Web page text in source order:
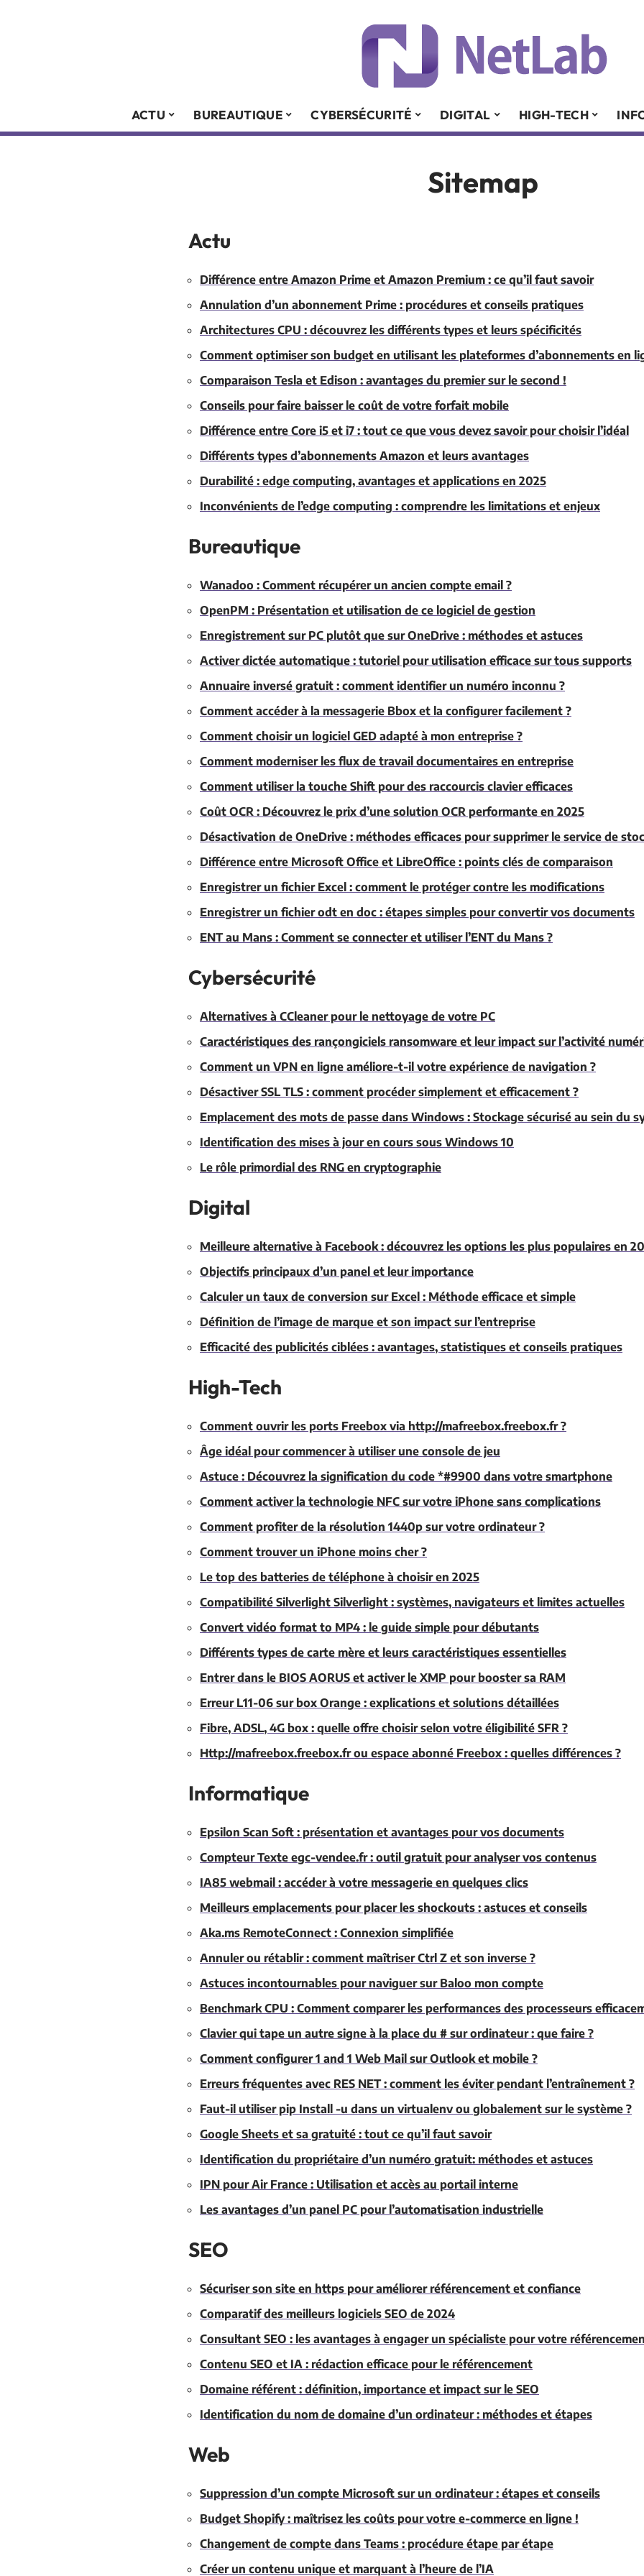
ACTU BUREAUTIQUE CYBERSÉCURITÉ DIGITAL HIGH-TECH
Sitemap
Actu
Différence entre Amazon Prime et Amazon Premium : ce qu’il faut savoir
Annulation d’un abonnement Prime : procédures et conseils pratiques
Architectures CPU : découvrez les différents types et leurs spécificités
Comment optimiser son budget en utilisant les plateformes d’abonnements en
Comparaison Tesla et Edison : avantages du premier sur le second !
Conseils pour faire baisser le coût de votre forfait mobile
Différence entre Core i5 et i7 : tout ce que vous devez savoir pour choisir l’idéal
Différents types d’abonnements Amazon et leurs avantages
Durabilité : edge computing, avantages et applications en 2025
Inconvénients de l’edge computing : comprendre les limitations et enjeux
Bureautique
Wanadoo : Comment récupérer un ancien compte email ?
OpenPM : Présentation et utilisation de ce logiciel de gestion
Enregistrement sur PC plutôt que sur OneDrive : méthodes et astuces
Activer dictée automatique : tutoriel pour utilisation efficace sur tous supports
Annuaire inversé gratuit : comment identifier un numéro inconnu ?
Comment accéder à la messagerie Bbox et la configurer facilement ?
Comment choisir un logiciel GED adapté à mon entreprise ?
Comment moderniser les flux de travail documentaires en entreprise
Comment utiliser la touche Shift pour des raccourcis clavier efficaces
Coût OCR : Découvrez le prix d’une solution OCR performante en 2025
Désactivation de OneDrive : méthodes efficaces pour supprimer le service de
Différence entre Microsoft Office et LibreOffice : points clés de comparaison
Enregistrer un fichier Excel : comment le protéger contre les modifications
Enregistrer un fichier odt en doc : étapes simples pour convertir vos documents
ENT au Mans : Comment se connecter et utiliser l’ENT du Mans ?
Cybersécurité
Alternatives à CCleaner pour le nettoyage de votre PC
Caractéristiques des rançongiciels ransomware et leur impact sur l’activité
Comment un VPN en ligne améliore-t-il votre expérience de navigation ?
Désactiver SSL TLS : comment procéder simplement et efficacement ?
Emplacement des mots de passe dans Windows : Stockage sécurisé au sein du
Identification des mises à jour en cours sous Windows 10
Le rôle primordial des RNG en cryptographie
Digital
Meilleure alternative à Facebook : découvrez les options les plus populaires en
Objectifs principaux d’un panel et leur importance
Calculer un taux de conversion sur Excel : Méthode efficace et simple
Définition de l’image de marque et son impact sur l’entreprise
Efficacité des publicités ciblées : avantages, statistiques et conseils pratiques
High-Tech
Comment ouvrir les ports Freebox via http://mafreebox.freebox.fr ?
Âge idéal pour commencer à utiliser une console de jeu
Astuce : Découvrez la signification du code *#9900 dans votre smartphone
Comment activer la technologie NFC sur votre iPhone sans complications
Comment profiter de la résolution 1440p sur votre ordinateur ?
Comment trouver un iPhone moins cher ?
Le top des batteries de téléphone à choisir en 2025
Compatibilité Silverlight Silverlight : systèmes, navigateurs et limites actuelles
Convert vidéo format to MP4 : le guide simple pour débutants
Différents types de carte mère et leurs caractéristiques essentielles
Entrer dans le BIOS AORUS et activer le XMP pour booster sa RAM
Erreur L11-06 sur box Orange : explications et solutions détaillées
Fibre, ADSL, 4G box : quelle offre choisir selon votre éligibilité SFR ?
Http://mafreebox.freebox.fr ou espace abonné Freebox : quelles différences ?
Informatique
Epsilon Scan Soft : présentation et avantages pour vos documents
Compteur Texte egc-vendee.fr : outil gratuit pour analyser vos contenus
IA85 webmail : accéder à votre messagerie en quelques clics
Meilleurs emplacements pour placer les shockouts : astuces et conseils
Aka.ms RemoteConnect : Connexion simplifiée
Annuler ou rétablir : comment maîtriser Ctrl Z et son inverse ?
Astuces incontournables pour naviguer sur Baloo mon compte
Benchmark CPU : Comment comparer les performances des processeurs
Clavier qui tape un autre signe à la place du # sur ordinateur : que faire ?
Comment configurer 1 and 1 Web Mail sur Outlook et mobile ?
Erreurs fréquentes avec RES NET : comment les éviter pendant l’entraînement ?
Faut-il utiliser pip Install -u dans un virtualenv ou globalement sur le système ?
Google Sheets et sa gratuité : tout ce qu’il faut savoir
Identification du propriétaire d’un numéro gratuit: méthodes et astuces
IPN pour Air France : Utilisation et accès au portail interne
Les avantages d’un panel PC pour l’automatisation industrielle
SEO
Sécuriser son site en https pour améliorer référencement et confiance
Comparatif des meilleurs logiciels SEO de 2024
Consultant SEO : les avantages à engager un spécialiste pour votre
Contenu SEO et IA : rédaction efficace pour le référencement
Domaine référent : définition, importance et impact sur le SEO
Identification du nom de domaine d’un ordinateur : méthodes et étapes
Web
Suppression d’un compte Microsoft sur un ordinateur : étapes et conseils
Budget Shopify : maîtrisez les coûts pour votre e-commerce en ligne !
Changement de compte dans Teams : procédure étape par étape
Créer un contenu unique et marquant à l’heure de l’IA